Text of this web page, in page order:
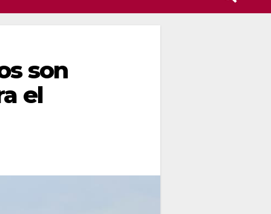
son
el